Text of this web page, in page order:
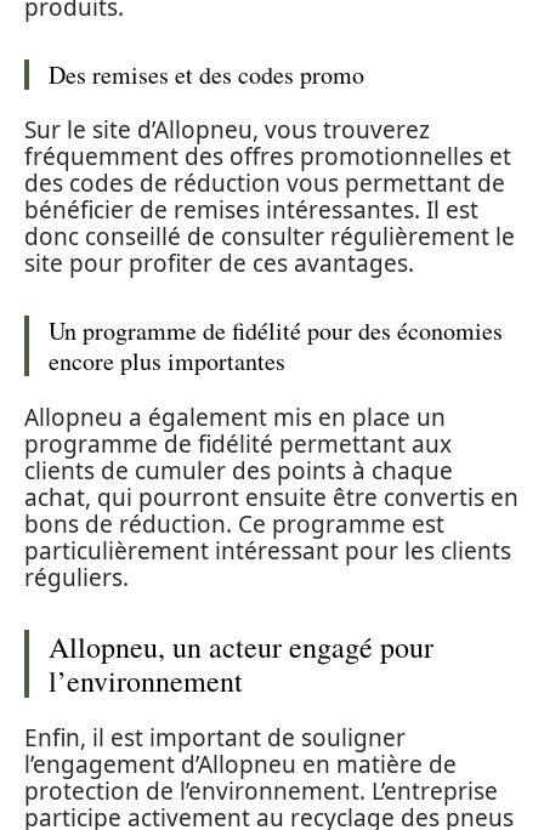
produits.
Des remises et des codes promo
Sur le site d’Allopneu, vous trouverez
fréquemment des offres promotionnelles et
des codes de réduction vous permettant de
bénéficier de remises intéressantes. Il est
donc conseillé de consulter régulièrement le
site pour profiter de ces avantages.
Un programme de fidélité pour des économies
encore plus importantes
Allopneu a également mis en place un
programme de fidélité permettant aux
clients de cumuler des points à chaque
achat, qui pourront ensuite être convertis en
bons de réduction. Ce programme est
particulièrement intéressant pour les clients
réguliers.
Allopneu, un acteur engagé pour
l’environnement
Enfin, il est important de souligner
l’engagement d’Allopneu en matière de
protection de l’environnement. L’entreprise
participe activement au recyclage des pneus